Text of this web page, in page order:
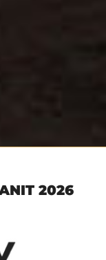
2026